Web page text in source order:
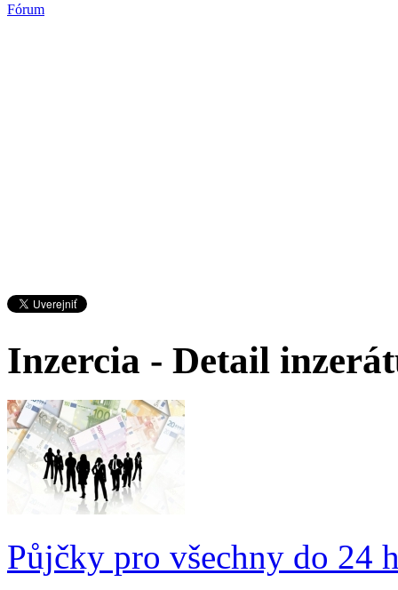
Fórum
Inzercia - Detail
Půjčky pro všechny do 24